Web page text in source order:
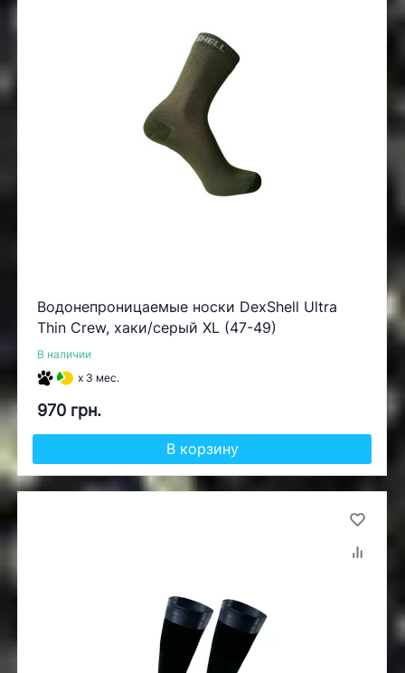
Водонепроницаемые носки DexShell Ultra
Thin Crew, хаки/серый XL (47-49)
В наличии
x 3 мес.
970 грн.
В корзину